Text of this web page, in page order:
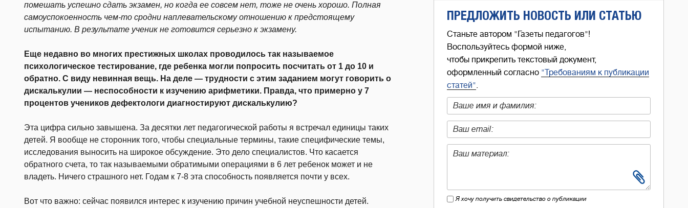
помешать успешно сдать экзамен, но когда ее совсем нет, тоже не очень хорошо. Полная
самоуспокоенность чем-то сродни наплевательскому отношению к предстоящему
испытанию. В результате ученик не готовится серьезно к экзамену.
Еще недавно во многих престижных школах проводилось так называемое
психологическое тестирование, где ребенка могли попросить посчитать от 1 до 10 и
обратно. С виду невинная вещь. На деле — трудности с этим заданием могут говорить о
дискалькулии — неспособности к изучению арифметики. Правда, что примерно у 7
процентов учеников дефектологи диагностируют дискалькулию?
Эта цифра сильно завышена. За десятки лет педагогической работы я встречал единицы таких
детей. Я вообще не сторонник того, чтобы специальные термины, такие специфические темы,
исследования выносить на широкое обсуждение. Это дело специалистов. Что касается
обратного счета, то так называемыми обратимыми операциями в 6 лет ребенок может и не
владеть. Ничего страшного нет. Годам к 7-8 эта способность появляется почти у всех.
Вот что важно: сейчас появился интерес к изучению причин учебной неуспешности детей.
ПРЕДЛОЖИТЬ НОВОСТЬ ИЛИ СТАТЬЮ
Станьте автором "Газеты педагогов"!
Воспользуйтесь формой ниже,
чтобы прикрепить текстовый документ,
оформленный согласно "Требованиям к публикации
статей".
Я хочу получить свидетельство о публикации